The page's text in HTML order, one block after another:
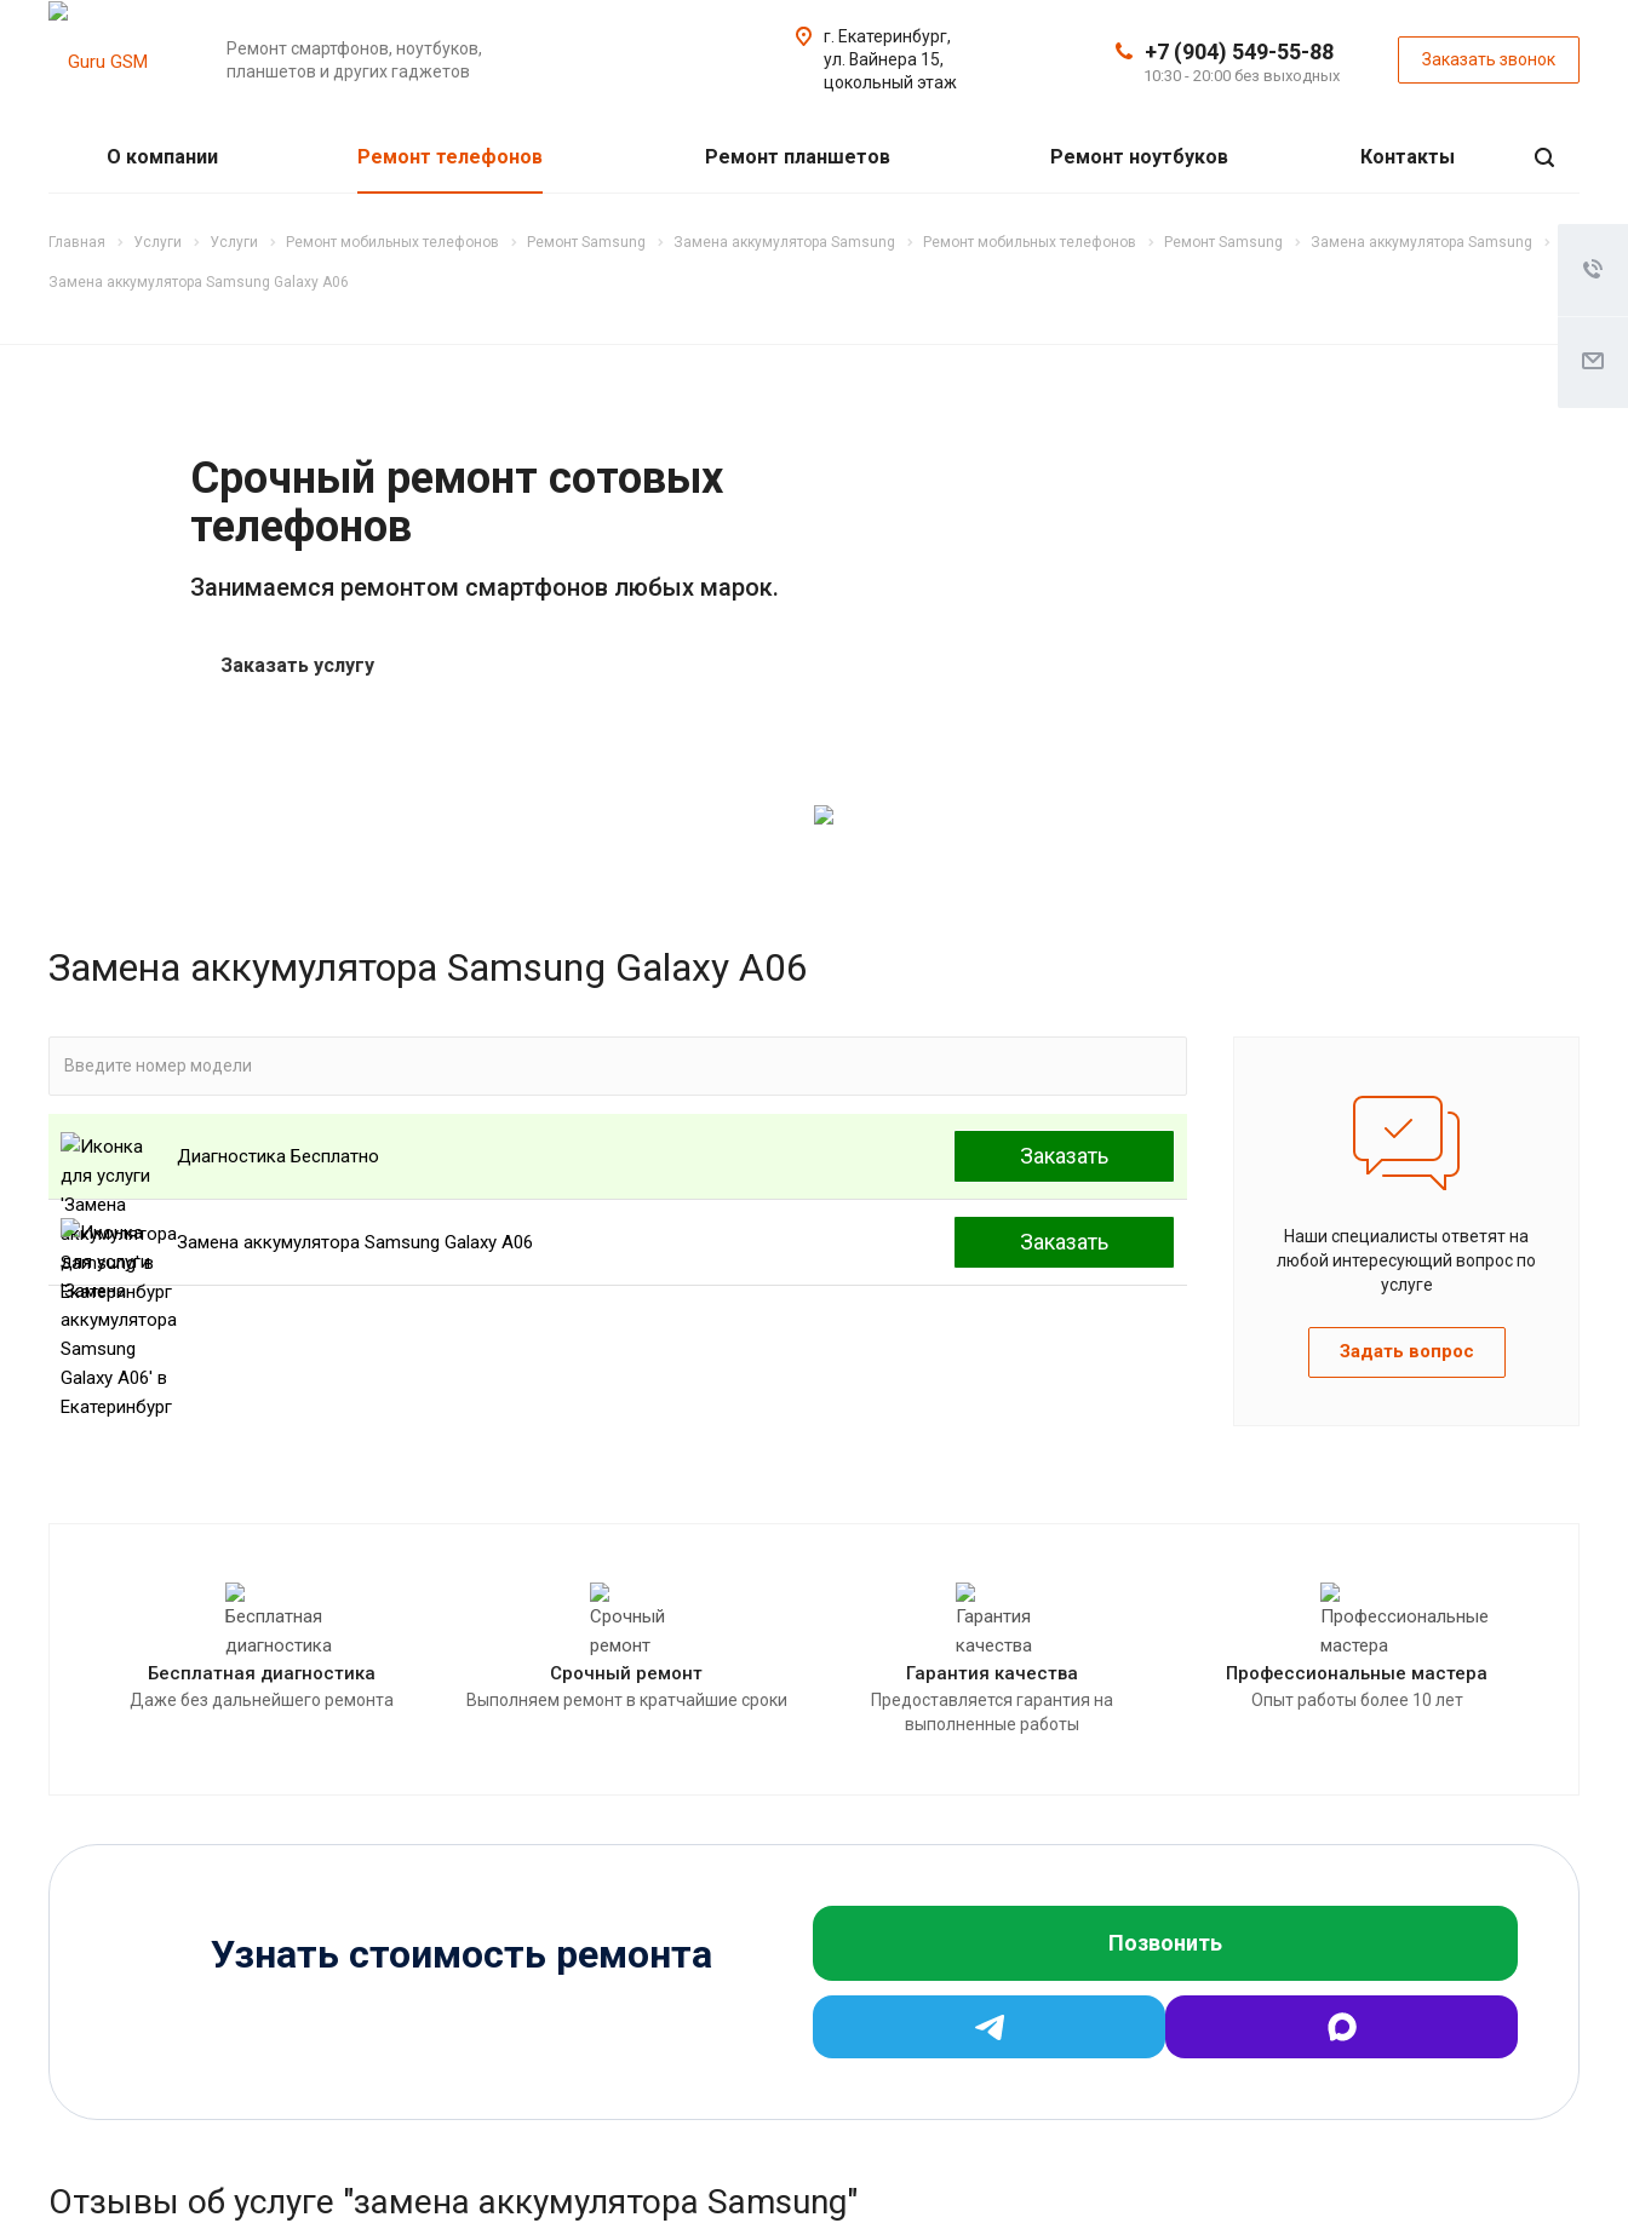
Ремонт смартфонов, ноутбуков,
планшетов и других гаджетов
+7 (904) 549-55-88
10:30 - 20:00 без выходных
Заказать звонок
г. Екатеринбург,
ул. Вайнера 15,
цокольный этаж
О компании Ремонт телефонов Ремонт планшетов Ремонт ноутбуков Контакты
Главная Услуги Услуги Ремонт мобильных телефонов Ремонт Samsung Замена аккумулятора Samsung Ремонт мобильных телефонов Ремонт Samsung Замена аккумулятора Samsung
Замена аккумулятора Samsung Galaxy A06
Срочный ремонт сотовых
телефонов
Занимаемся ремонтом смартфонов любых марок.
Заказать услугу
Замена аккумулятора Samsung Galaxy A06
Диагностика Бесплатно Заказать
Замена аккумулятора Samsung Galaxy A06 Заказать
Наши специалисты ответят на
любой интересующий вопрос по
услуге
Задать вопрос
Бесплатная диагностика
Даже без дальнейшего ремонта
Срочный ремонт
Выполняем ремонт в кратчайшие сроки
Гарантия качества
Предоставляется гарантия на
выполненные работы
Профессиональные мастера
Опыт работы более 10 лет
Узнать стоимость ремонта Позвонить
Отзывы об услуге "замена аккумулятора Samsung"